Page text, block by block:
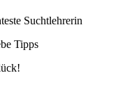
Suchtlehrerin
Tipps